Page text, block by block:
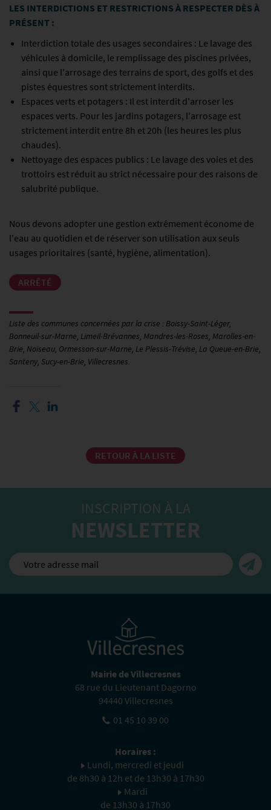
LES INTERDICTIONS ET RESTRICTIONS À RESPECTER DÈS À
PRÉSENT :
Interdiction totale des usages secondaires : Le lavage des
véhicules à domicile, le remplissage des piscines privées,
ainsi que l'arrosage des terrains de sport, des golfs et des
pistes équestres sont strictement interdits.
Espaces verts et potagers : Il est interdit d'arroser les
espaces verts. Pour les jardins potagers, l'arrosage est
strictement interdit entre 8h et 20h (les heures les plus
chaudes).
Nettoyage des espaces publics : Le lavage des voies et des
trottoirs est réduit au strict nécessaire pour des raisons de
salubrité publique.
Nous devons adopter une gestion extrêmement économe de
l'eau au quotidien et de réserver son utilisation aux seuls
usages prioritaires (santé, hygiène, alimentation).
ARRÊTÉ
Liste des communes concernées par la crise : Boissy-Saint-Léger,
Bonneuil-sur-Marne, Limeil-Brévannes, Mandres-les-Roses, Marolles-en-
Brie, Noiseau, Ormesson-sur-Marne, Le Plessis-Trévise, La Queue-en-Brie,
Santeny, Sucy-en-Brie, Villecresnes.
RETOUR À LA LISTE
INSCRIPTION À LA
NEWSLETTER
Mairie de Villecresnes
68 rue du Lieutenant Dagorno
94440 Villecresnes
01 45 10 39 00
Horaires :
Lundi, mercredi et jeudi
de 8h30 à 12h et de 13h30 à 17h30
Mardi
de 13h30 à 17h30